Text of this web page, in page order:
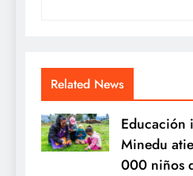
Related News
Educación
Minedu
000 niños